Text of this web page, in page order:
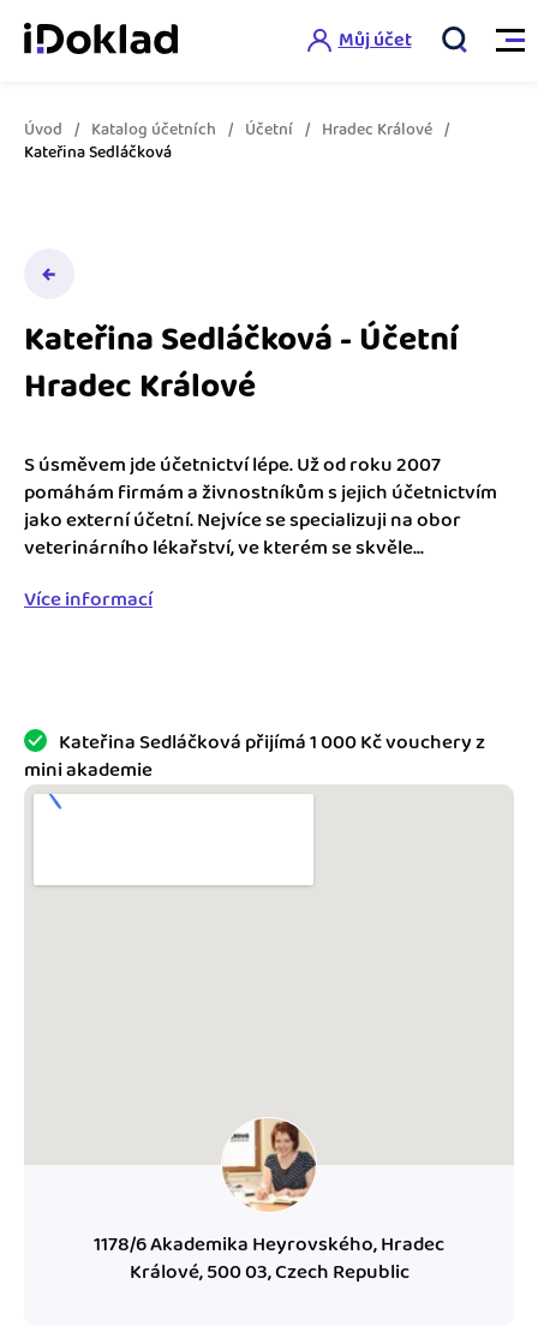
Vlastnosti
Správa kontaktů
Hlídání cashflow
Spolupráce s účetní
Propojení na další systémy
Spřátelené účetní
Katalog doplňků
Nápověda
Jak začít podnikat
Jak se vyznat ve fakturaci
Blog
Šablony faktur
Šablona pro plátce DPH
Šablona pro neplátce DPH
Registrovat ZDARMA
Můj účet
Úvod Katalog účetních Účetní
Hradec Králové
Kateřina Sedláčková
Kateřina Sedláčková - Účetní
Hradec Králové
S úsměvem jde účetnictví lépe. Už od roku 2007
pomáhám firmám a živnostníkům s jejich účetnictvím
jako externí účetní. Nejvíce se specializuji na obor
veterinárního lékařství, ve kterém se skvěle...
Více informací
Kateřina Sedláčková přijímá 1 000 Kč vouchery z
mini akademie
1178/6 Akademika Heyrovského, Hradec
Králové, 500 03, Czech Republic